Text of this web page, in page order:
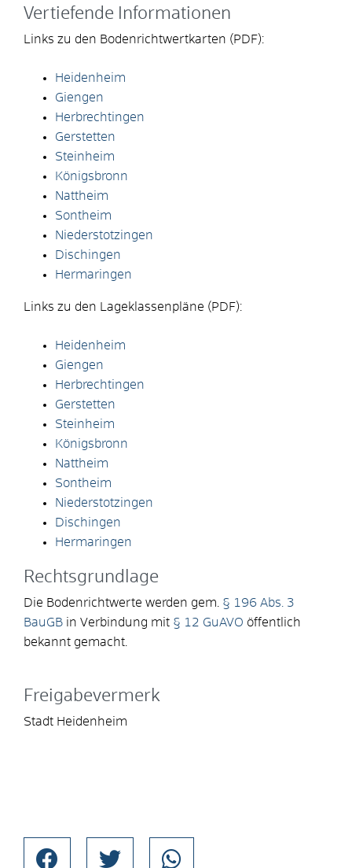
Vertiefende Informationen
Links zu den Bodenrichtwertkarten (PDF):
Heidenheim
Giengen
Herbrechtingen
Gerstetten
Steinheim
Königsbronn
Nattheim
Sontheim
Niederstotzingen
Dischingen
Hermaringen
Links zu den Lageklassenpläne (PDF):
Heidenheim
Giengen
Herbrechtingen
Gerstetten
Steinheim
Königsbronn
Nattheim
Sontheim
Niederstotzingen
Dischingen
Hermaringen
Rechtsgrundlage
Die Bodenrichtwerte werden gem. § 196 Abs. 3
BauGB in Verbindung mit § 12 GuAVO öffentlich
bekannt gemacht.
Freigabevermerk
Stadt Heidenheim